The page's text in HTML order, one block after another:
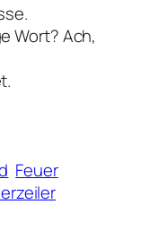
Wort? Ach,
Feuer